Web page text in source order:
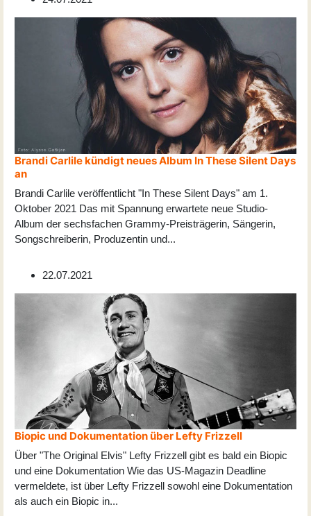
Brandi Carlile kündigt neues Album In These Silent Days
an
Brandi Carlile veröffentlicht "In These Silent Days" am 1.
Oktober 2021 Das mit Spannung erwartete neue Studio-
Album der sechsfachen Grammy-Preisträgerin, Sängerin,
Songschreiberin, Produzentin und...
22.07.2021
Biopic und Dokumentation über Lefty Frizzell
Über "The Original Elvis" Lefty Frizzell gibt es bald ein Biopic
und eine Dokumentation Wie das US-Magazin Deadline
vermeldete, ist über Lefty Frizzell sowohl eine Dokumentation
als auch ein Biopic in...